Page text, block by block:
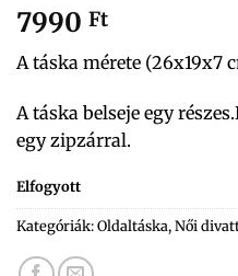
7990 Ft
A táska mérete (26x19x7
A táska belseje egy
egy zipzárral.
Elfogyott
Kategóriák:Oldaltáska,Női